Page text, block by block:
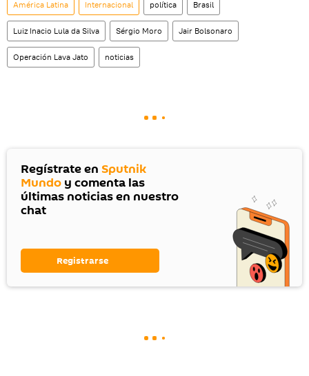
América Latina Internacional política Brasil
Luiz Inacio Lula da Silva Sérgio Moro Jair Bolsonaro
Operación Lava Jato noticias
Regístrate en Sputnik
Mundo y comenta las
últimas noticias en nuestro
chat
Registrarse